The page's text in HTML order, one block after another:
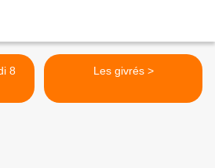
Les givrés >